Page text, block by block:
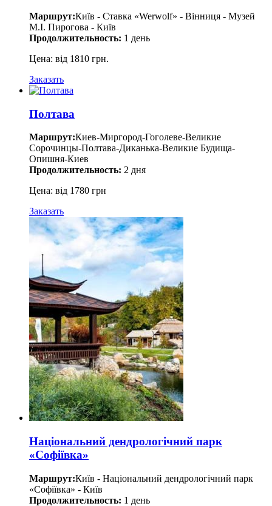
Маршрут:Київ - Ставка «Werwolf» - Вінниця - Музей
М.І. Пирогова - Київ
Продолжительность: 1 день
Цена: від 1810 грн.
Заказать
Полтава
Маршрут:Киев-Миргород-Гоголеве-Великие
Сорочинцы-Полтава-Диканька-Великие Будища-
Опишня-Киев
Продолжительность: 2 дня
Цена: від 1780 грн
Заказать
Національний дендрологічний парк
«Софіївка»
Маршрут:Київ - Національний дендрологічний парк
«Софіївка» - Київ
Продолжительность: 1 день